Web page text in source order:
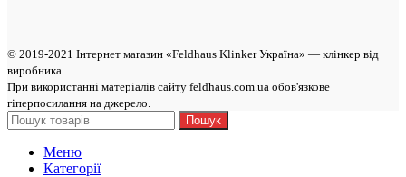
© 2019-2021 Інтернет магазин «Feldhaus Klinker Україна» — клінкер від
виробникa.
При використанні матеріалів сайту feldhaus.com.ua обов'язкове
гіперпосилання на джерело.
Пошук
Меню
Категорії